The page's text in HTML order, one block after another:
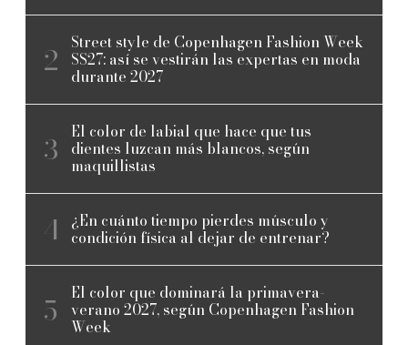
Street style de Copenhagen Fashion Week
SS27: así se vestirán las expertas en moda
durante 2027
El color de labial que hace que tus
dientes luzcan más blancos, según
maquillistas
¿En cuánto tiempo pierdes músculo y
condición física al dejar de entrenar?
El color que dominará la primavera-
verano 2027, según Copenhagen Fashion
Week